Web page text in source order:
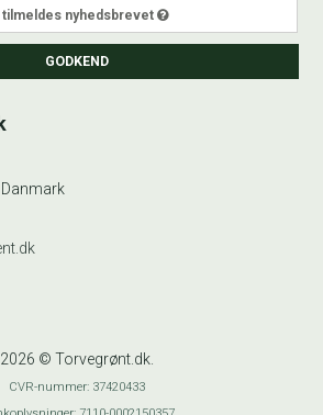
nyhedsbrevet
GODKEND
2026 © Torvegrønt.dk.
CVR-nummer: 37420433